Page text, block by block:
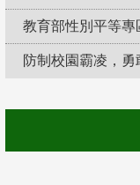
教育部性別平等專
防制校園霸凌，勇